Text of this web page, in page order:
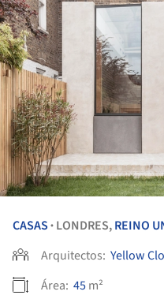
CASAS • LONDRES,REINO
Arquitectos: Yellow
Área: 45m²